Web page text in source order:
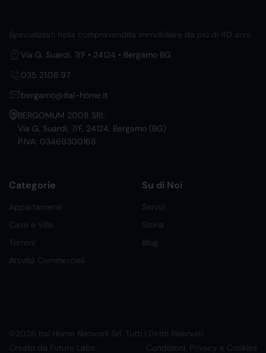
Specializzati nella compravendita immobiliare da più di 40 anni.
Via G. Suardi, 7/F • 24124 • Bergamo BG
035 21.08.97
bergamo@ital-home.it
BERGOMUM 2008 SRL
Via G. Suardi, 7/F, 24124, Bergamo (BG)
P.IVA: 03469300168
Categorie
Appartamenti
Case e Ville
Terreni
Attività Commerciali
Su di Noi
Servizi
Storia
Blog
©2026 Ital Home Network Srl. Tutti i Diritti Riservati.
Creato da Future Labs
Condizioni, Privacy e Cookies